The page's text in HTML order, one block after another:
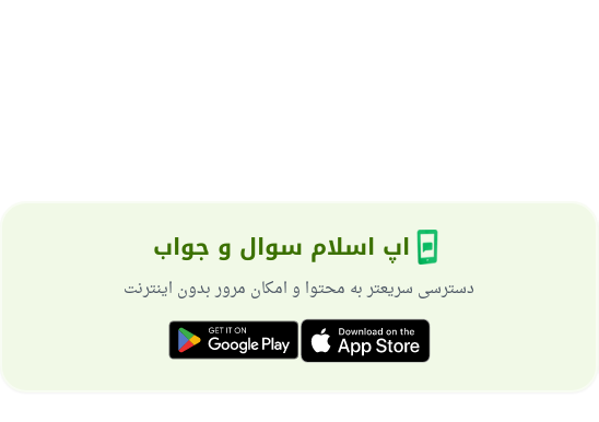
اپ اسلام سوال و جواب
دسترسی سریعتر به محتوا و امکان مرور بدون اینترنت